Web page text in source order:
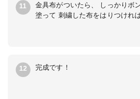
11
金具布がついたら、 しっかりボ
塗って 刺繍した布をはりつけれ
12 完成です！